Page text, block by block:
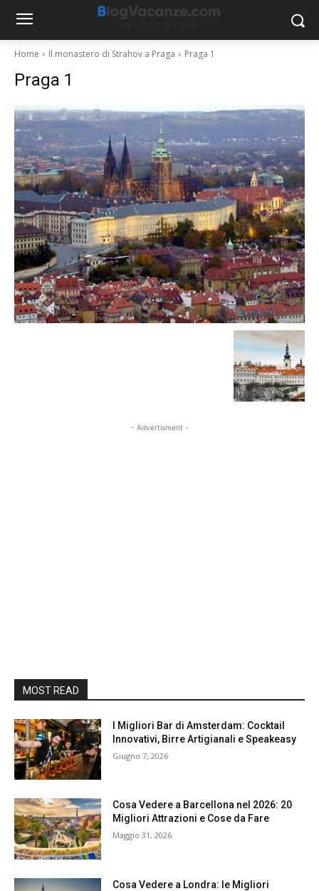
Home Il monastero di Strahov a Praga Praga 1
Praga 1
- Advertisment -
MOST READ
I Migliori Bar di Amsterdam: Cocktail
Innovativi, Birre Artigianali e Speakeasy
Giugno 7, 2026
Cosa Vedere a Barcellona nel 2026: 20
Migliori Attrazioni e Cose da Fare
Maggio 31, 2026
Cosa Vedere a Londra: le Migliori